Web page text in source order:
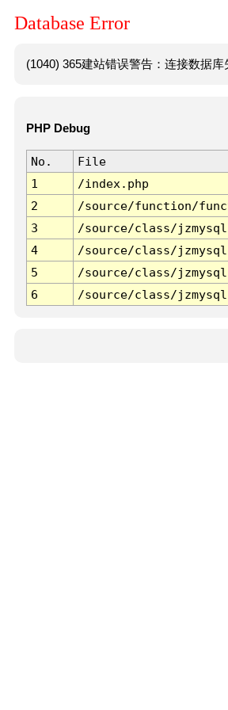
Database Error
(1040) 365建站错误警告：连接数据
PHP Debug
No. File
1
/index.php
2
/source/function/
3
/source/class/
4
/source/class/
5
/source/class/
6
/source/class/